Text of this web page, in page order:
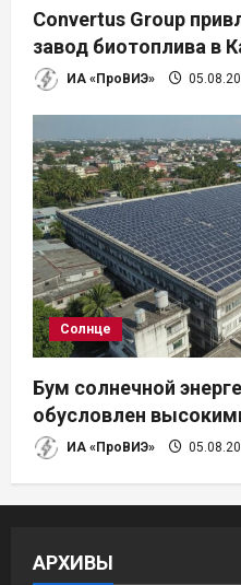
Convertus Group
завод биотоплива в
ИА «ПроВИЭ»
Солнце
Бум солнечной
обусловлен
ИА «ПроВИЭ»
АРХИВЫ